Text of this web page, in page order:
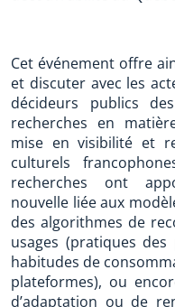
Cet événement offre
et discuter avec les
décideurs publics
recherches en
mise en visibilité et
culturels
recherches ont
nouvelle liée aux
des algorithmes de
usages (pratiques
habitudes de
plateformes), ou
d’adaptation ou de